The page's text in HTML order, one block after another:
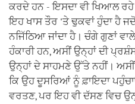
ਕਰਦੇ ਹਨ - ਇਸਦਾ ਵੀ ਖਿਆਲ
ਇਹ ਖਾਸ ਤੌਰ 'ਤੇ ਢੁਕਵਾਂ ਹੁੰਦਾ ਹੈ
ਨਜਿੱਠਿਆ ਜਾਂਦਾ ਹੈ। ਚੰਗੇ ਗੁਣਾਂ
ਹੰਕਾਰੀ ਹਨ, ਅਸੀਂ ਉਨ੍ਹਾਂ ਦੀ
ਉਨ੍ਹਾਂ ਦੇ ਸਾਹਮਣੇ ਉੱਤੇ ਨਹੀਂ। ਅਸੀਂ
ਕਿ ਉਹ ਦੂਸਰਿਆਂ ਨੂੰ ਫ਼ਾਇਦਾ
ਵਰਤਣ, ਪਰ ਇਹ ਵੀ ਦੱਸਣ ਵਿਚ